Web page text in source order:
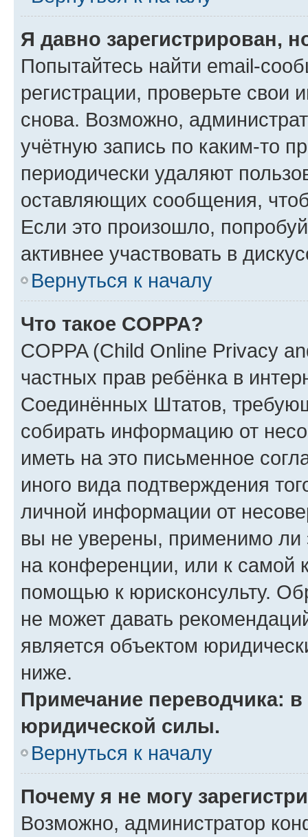
Я давно зарегистрирован,
Попытайтесь найти email-
регистрации, проверьте свои
снова. Возможно,
учётную запись по каким-то
периодически удаляют
оставляющих сообщения,
Если это произошло,
активнее участвовать в
Вернуться к началу
Что такое COPPA?
COPPA (Child Online Privacy
частных прав ребёнка в
Соединённых Штатов,
собирать информацию от
иметь на это письменное
иного вида подтверждения
личной информации от
вы не уверены, применимо ли
на конференции, или к самой
помощью к юрисконсульту.
не может давать
является объектом
ниже.
Примечание переводчика:
юридической силы.
Вернуться к началу
Почему я не могу
Возможно, администратор